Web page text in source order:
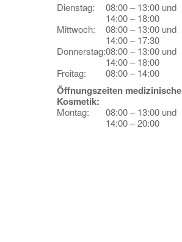
Dienstag:
08:00 – 13:00 und
14:00 – 18:00
Mittwoch:
08:00 – 13:00 und
14:00 – 17:30
Donnerstag:08:00 – 13:00 und
14:00 – 18:00
Freitag:
08:00 – 14:00
Öffnungszeiten medizinische
Kosmetik:
Montag:
08:00 – 13:00 und
14:00 – 20:00